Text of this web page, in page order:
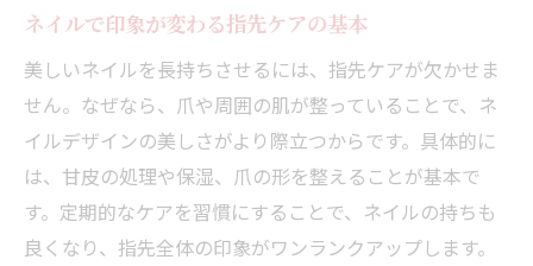
ネイルで印象が変わる指先ケアの基本
美しいネイルを長持ちさせるには、指先ケアが欠かせま
せん。なぜなら、爪や周囲の肌が整っていることで、ネ
イルデザインの美しさがより際立つからです。具体的に
は、甘皮の処理や保湿、爪の形を整えることが基本で
す。定期的なケアを習慣にすることで、ネイルの持ちも
良くなり、指先全体の印象がワンランクアップします。